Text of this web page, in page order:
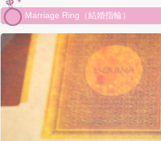
Marriage Ring（結婚指輪）